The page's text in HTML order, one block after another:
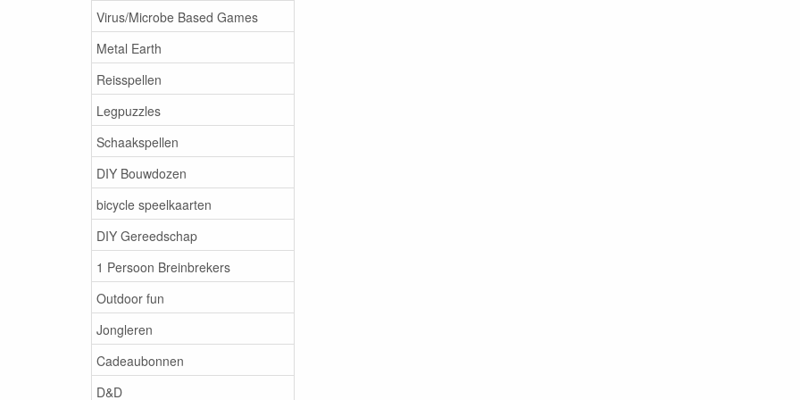
Virus/Microbe Based Games
Metal Earth
Reisspellen
Legpuzzles
Schaakspellen
DIY Bouwdozen
bicycle speelkaarten
DIY Gereedschap
1 Persoon Breinbrekers
Outdoor fun
Jongleren
Cadeaubonnen
D&D